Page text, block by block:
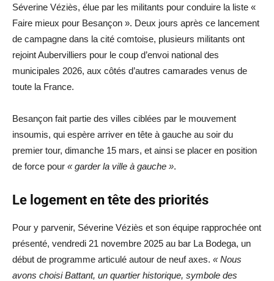
Séverine Véziès, élue par les militants pour conduire la liste «
Faire mieux pour Besançon ». Deux jours après ce lancement
de campagne dans la cité comtoise, plusieurs militants ont
rejoint Aubervilliers pour le coup d’envoi national des
municipales 2026, aux côtés d’autres camarades venus de
toute la France.
Besançon fait partie des villes ciblées par le mouvement
insoumis, qui espère arriver en tête à gauche au soir du
premier tour, dimanche 15 mars, et ainsi se placer en position
de force pour « garder la ville à gauche ».
Le logement en tête des priorités
Pour y parvenir, Séverine Véziès et son équipe rapprochée ont
présenté, vendredi 21 novembre 2025 au bar La Bodega, un
début de programme articulé autour de neuf axes. « Nous
avons choisi Battant, un quartier historique, symbole des